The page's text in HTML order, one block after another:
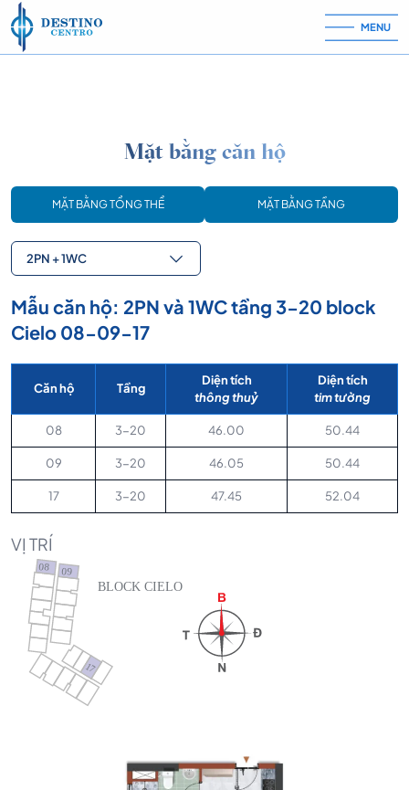
Skip to content
MENU
Mặt bằng căn hộ
MẶT BẰNG TỔNG THỂ MẶT BẰNG TẦNG
2PN + 1WC
Mẫu căn hộ: 2PN và 1WC tầng 3-20 block
Cielo 08-09-17
Căn hộ Tầng
Diện tích
thông thuỷ
Diện tích
tim tường
08 3-20 46.00 50.44
09 3-20 46.05 50.44
17 3-20 47.45 52.04
VỊ TRÍ